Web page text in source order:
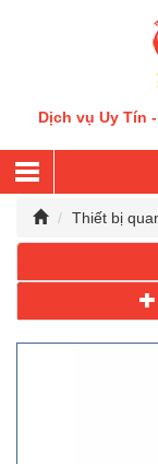
Dịch vụ Uy Tín
Thiết bị